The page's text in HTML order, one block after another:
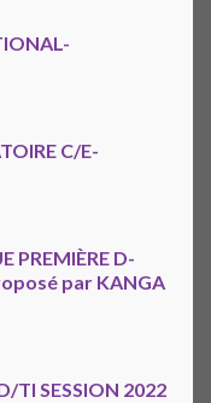
C/E-
PREMIÈRE D-
par KANGA
TI SESSION 2022